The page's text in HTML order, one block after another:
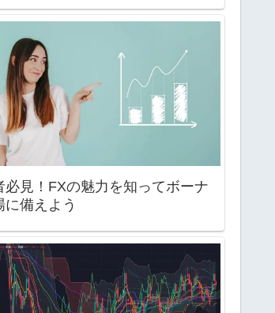
必見！FXの魅力を知ってボーナ
に備えよう